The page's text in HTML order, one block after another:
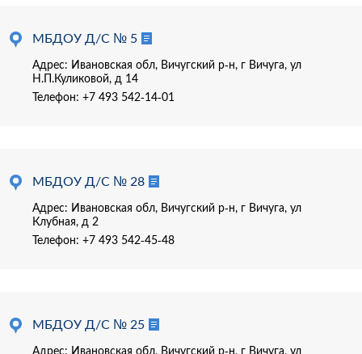
МБДОУ Д/С № 5
Адрес: Ивановская обл, Вичугский р-н, г Вичуга, ул
Н.П.Куликовой, д 14
Телефон: +7 493 542-14-01
МБДОУ Д/С № 28
Адрес: Ивановская обл, Вичугский р-н, г Вичуга, ул
Клубная, д 2
Телефон: +7 493 542-45-48
МБДОУ Д/С № 25
Адрес: Ивановская обл, Вичугский р-н, г Вичуга, ул